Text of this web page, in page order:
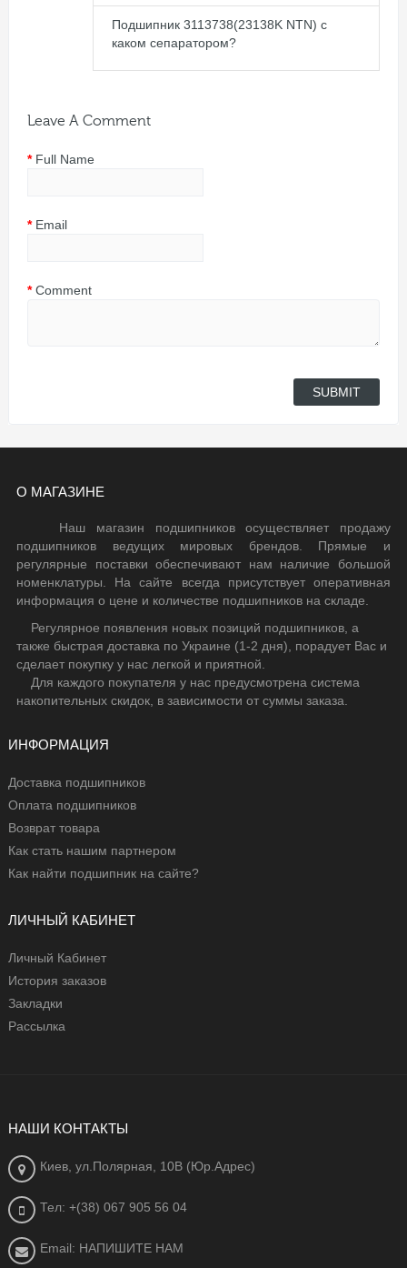
Подшипник 3113738(23138K NTN) с
каком сепаратором?
Leave A Comment
Full Name
Email
Comment
SUBMIT
О МАГАЗИНЕ
Наш магазин подшипников осуществляет продажу
подшипников ведущих мировых брендов. Прямые и
регулярные поставки обеспечивают нам наличие большой
номенклатуры. На сайте всегда присутствует оперативная
информация о цене и количестве подшипников на складе.
Регулярное появления новых позиций подшипников, а
также быстрая доставка по Украине (1-2 дня), порадует Вас и
сделает покупку у нас легкой и приятной.
Для каждого покупателя у нас предусмотрена система
накопительных скидок, в зависимости от суммы заказа.
ИНФОРМАЦИЯ
Доставка подшипников
Оплата подшипников
Возврат товара
Как стать нашим партнером
Как найти подшипник на сайте?
ЛИЧНЫЙ КАБИНЕТ
Личный Кабинет
История заказов
Закладки
Рассылка
НАШИ КОНТАКТЫ
Киев, ул.Полярная, 10В (Юр.Адрес)
Тел: +(38) 067 905 56 04
Email: НАПИШИТЕ НАМ